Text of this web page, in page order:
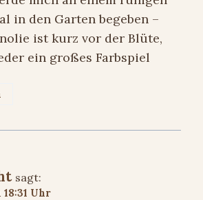
in den Garten begeben –
ist kurz vor der Blüte,
ein großes Farbspiel
sagt:
Uhr